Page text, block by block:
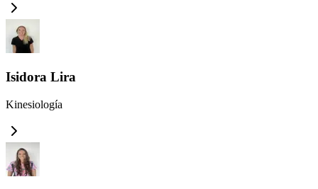
Isidora Lira
Kinesiología